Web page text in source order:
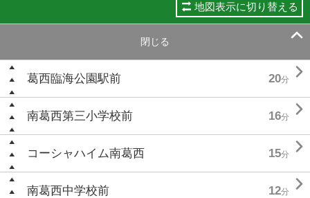
地図表示に切り替える
閉じる 
葛西臨海公園駅前 20分 
南葛西第三小学校前 16分 
コーシャハイム南葛西 15分 
南葛西中学校前 12分 